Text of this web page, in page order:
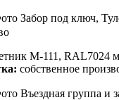
М-111, RAL7024
собственное